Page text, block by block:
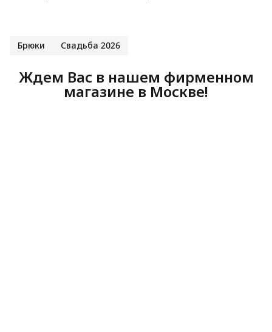
Брюки Свадьба 2026
Ждем Вас в нашем фирменном
магазине в Москве!